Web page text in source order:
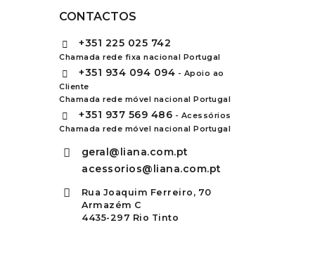
CONTACTOS
+351 225 025 742
Chamada rede fixa nacional Portugal
+351 934 094 094 - Apoio ao
Cliente
Chamada rede móvel nacional Portugal
+351 937 569 486 - Acessórios
Chamada rede móvel nacional Portugal
geral@liana.com.pt
acessorios@liana.com.pt
Rua Joaquim Ferreiro, 70
Armazém C
4435-297 Rio Tinto